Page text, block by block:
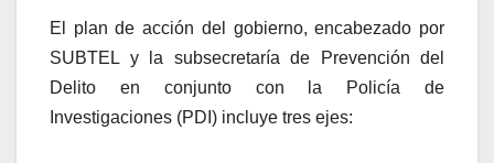
El plan de acción del gobierno, encabezado por
SUBTEL y la subsecretaría de Prevención del
Delito en conjunto con la Policía de
Investigaciones (PDI) incluye tres ejes: